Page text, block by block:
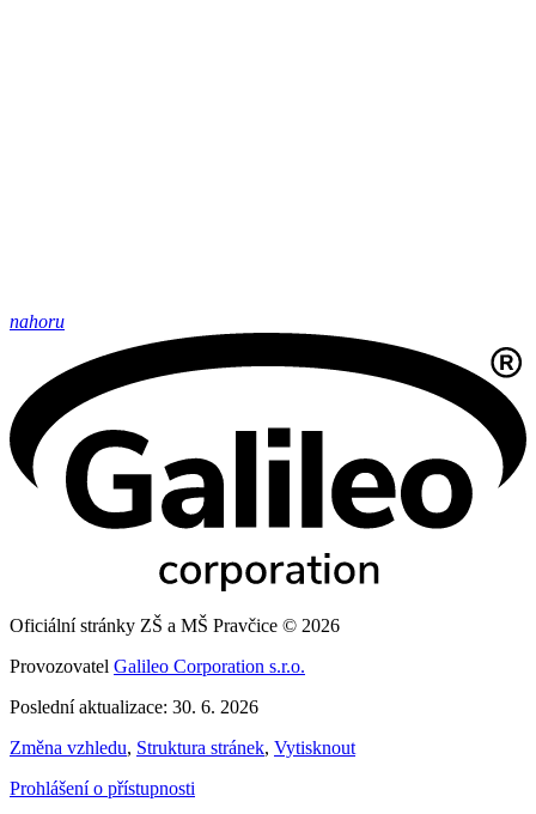
nahoru
Oficiální stránky ZŠ a MŠ Pravčice © 2026
Provozovatel Galileo Corporation s.r.o.
Poslední aktualizace: 30. 6. 2026
Změna vzhledu, Struktura stránek, Vytisknout
Prohlášení o přístupnosti